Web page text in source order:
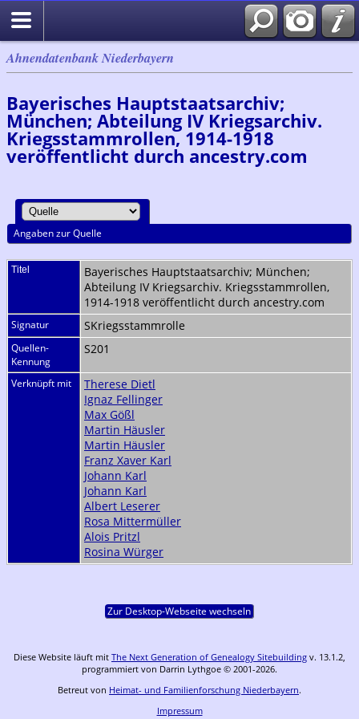
Ahnendatenbank Niederbayern
Bayerisches Hauptstaatsarchiv;
München; Abteilung IV Kriegsarchiv.
Kriegsstammrollen, 1914-1918
veröffentlicht durch ancestry.com
Angaben zur Quelle
Titel
Bayerisches Hauptstaatsarchiv; München;
Abteilung IV Kriegsarchiv. Kriegsstammrollen,
1914-1918 veröffentlicht durch ancestry.com
Signatur SKriegsstammrolle
Quellen-
Kennung
S201
Verknüpft mit
Therese Dietl
Ignaz Fellinger
Max Gößl
Martin Häusler
Martin Häusler
Franz Xaver Karl
Johann Karl
Johann Karl
Albert Leserer
Rosa Mittermüller
Alois Pritzl
Rosina Würger
Zur Desktop-Webseite wechseln
Diese Website läuft mit The Next Generation of Genealogy Sitebuilding v. 13.1.2,
programmiert von Darrin Lythgoe © 2001-2026.
Betreut von Heimat- und Familienforschung Niederbayern.
Impressum